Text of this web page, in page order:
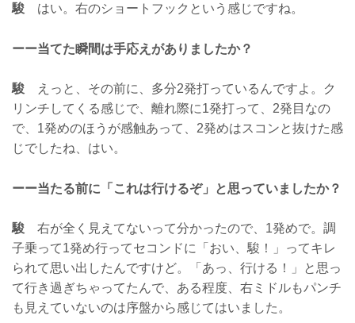
駿 はい。右のショートフックという感じですね。
ーー当てた瞬間は手応えがありましたか？
駿 えっと、その前に、多分2発打っているんですよ。ク
リンチしてくる感じで、離れ際に1発打って、2発目なの
で、1発めのほうが感触あって、2発めはスコンと抜けた感
じでしたね、はい。
ーー当たる前に「これは行けるぞ」と思っていましたか？
駿 右が全く見えてないって分かったので、1発めで。調
子乗って1発め行ってセコンドに「おい、駿！」ってキレ
られて思い出したんですけど。「あっ、行ける！」と思っ
て行き過ぎちゃってたんで、ある程度、右ミドルもパンチ
も見えていないのは序盤から感じてはいました。